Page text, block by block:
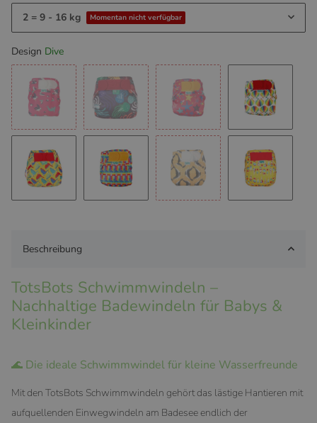
2 = 9 - 16 kg Momentan nicht verfügbar
Design Dive
Puffling PaddleJelly Fish Stars Venus
Beschreibung
TotsBots Schwimmwindeln –
Nachhaltige Badewindeln für Babys &
Kleinkinder
🌊 Die ideale Schwimmwindel für kleine Wasserfreunde
Mit den TotsBots Schwimmwindeln gehört das lästige Hantieren mit
aufquellenden Einwegwindeln am Badesee endlich der